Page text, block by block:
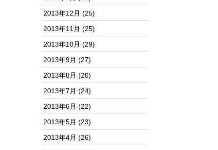
2013年12月 (25)
2013年11月 (25)
2013年10月 (29)
2013年9月 (27)
2013年8月 (20)
2013年7月 (24)
2013年6月 (22)
2013年5月 (23)
2013年4月 (26)